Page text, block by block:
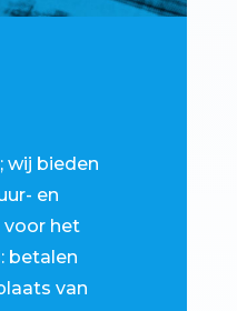
wij bieden
en
voor het
betalen
van